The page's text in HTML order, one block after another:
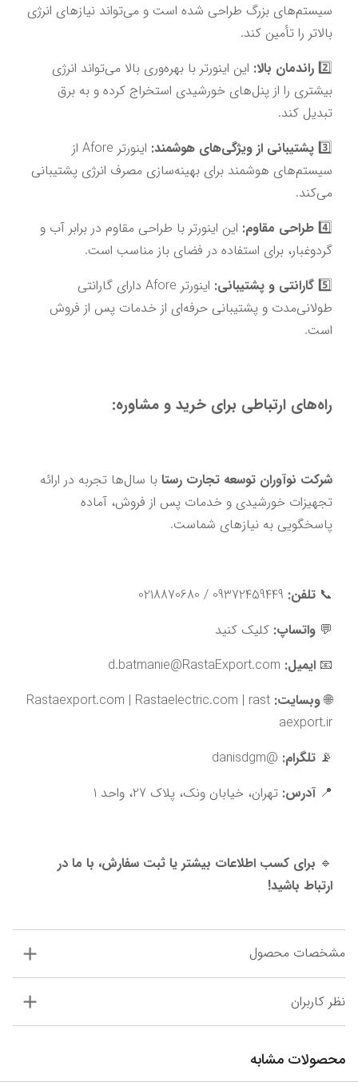
بالاتر را تأمین کند.
2️⃣ راندمان بالا:
تبدیل کند.
3️⃣ پشتیبانی از ویژگی‌های هوشمند:
می‌کند.
4️⃣ طراحی مقاوم:
گردوغبار، برای استفاده در فضای باز مناسب است.
5️⃣ گارانتی و پشتیبانی:
است.
راه‌های ارتباطی برای خرید و مشاوره:
شرکت نوآوران توسعه تجارت رستا
پاسخگویی به نیازهای شماست.
📞 تلفن:
💬 واتساپ: کلیک کنید
📧 ایمیل:
🌐 وبسایت: Rastaexport.com | Rastaelectric.com | rast
aexport.ir
📡 تلگرام: @danisdgm
📍 آدرس: تهران، خیابان ونک، پلاک 27، واحد 1
🔹
ارتباط باشید!
مشخصات محصول
نظر کاربران
محصولات مشابه